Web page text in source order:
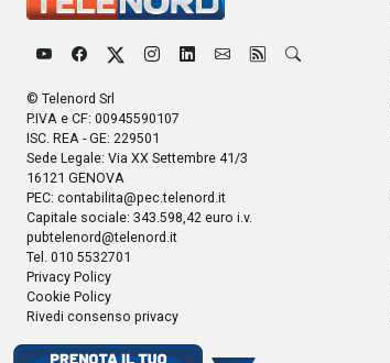
© Telenord Srl
P.IVA e CF: 00945590107
ISC. REA - GE: 229501
Sede Legale: Via XX Settembre 41/3
16121 GENOVA
PEC: contabilita@pec.telenord.it
Capitale sociale: 343.598,42 euro i.v.
pubtelenord@telenord.it
Tel. 010 5532701
Privacy Policy
Cookie Policy
Rivedi consenso privacy